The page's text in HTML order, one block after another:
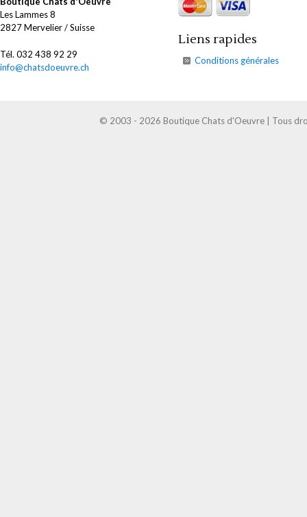
Les Lammes 8
2827 Mervelier / Suisse
Tél. 032 438 92 29
info@chatsdoeuvre.ch
Liens rapides
Conditions générales
© 2003 - 2026 Boutique Chats d'Oeuvre | Tous